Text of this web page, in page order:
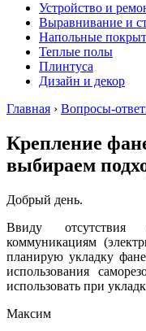
Устройство и
Выравнивание и
Напольные
Теплые полы
Плинтуса
Дизайн и декор
Главная › Вопросы-
Крепление
выбираем
Добрый день.
Ввиду
коммуникациям
планирую укладку
использования
использовать при
Максим